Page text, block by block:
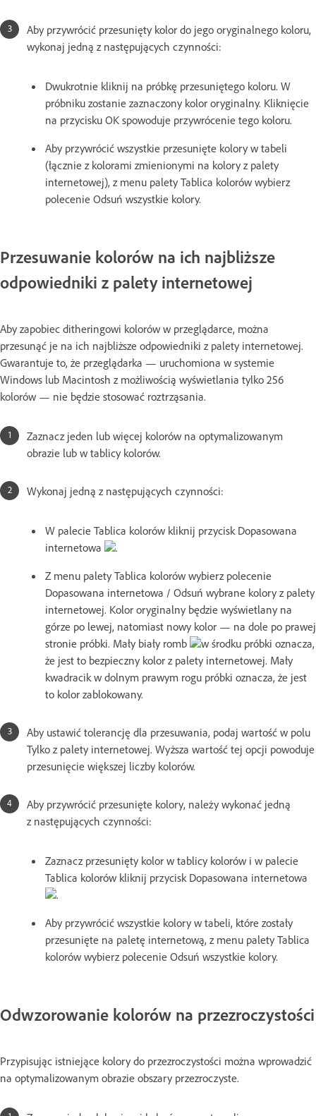
Aby przywrócić przesunięty kolor do jego oryginalnego koloru,
wykonaj jedną z następujących czynności:
Dwukrotnie kliknij na próbkę przesuniętego koloru. W
próbniku zostanie zaznaczony kolor oryginalny. Kliknięcie
na przycisku OK spowoduje przywrócenie tego koloru.
Aby przywrócić wszystkie przesunięte kolory w tabeli
(łącznie z kolorami zmienionymi na kolory z palety
internetowej), z menu palety Tablica kolorów wybierz
polecenie Odsuń wszystkie kolory.
Przesuwanie kolorów na ich najbliższe
odpowiedniki z palety internetowej
Aby zapobiec ditheringowi kolorów w przeglądarce, można
przesunąć je na ich najbliższe odpowiedniki z palety internetowej.
Gwarantuje to, że przeglądarka — uruchomiona w systemie
Windows lub Macintosh z możliwością wyświetlania tylko 256
kolorów — nie będzie stosować roztrząsania.
Zaznacz jeden lub więcej kolorów na optymalizowanym
obrazie lub w tablicy kolorów.
Wykonaj jedną z następujących czynności:
W palecie Tablica kolorów kliknij przycisk Dopasowana
internetowa
.
Z menu palety Tablica kolorów wybierz polecenie
Dopasowana internetowa / Odsuń wybrane kolory z palety
internetowej. Kolor oryginalny będzie wyświetlany na
górze po lewej, natomiast nowy kolor — na dole po prawej
stronie próbki. Mały biały romb
w środku próbki oznacza,
że jest to bezpieczny kolor z palety internetowej. Mały
kwadracik w dolnym prawym rogu próbki oznacza, że jest
to kolor zablokowany.
Aby ustawić tolerancję dla przesuwania, podaj wartość w polu
Tylko z palety internetowej. Wyższa wartość tej opcji powoduje
przesunięcie większej liczby kolorów.
Aby przywrócić przesunięte kolory, należy wykonać jedną
z następujących czynności:
Zaznacz przesunięty kolor w tablicy kolorów i w palecie
Tablica kolorów kliknij przycisk Dopasowana internetowa
.
Aby przywrócić wszystkie kolory w tabeli, które zostały
przesunięte na paletę internetową, z menu palety Tablica
kolorów wybierz polecenie Odsuń wszystkie kolory.
Odwzorowanie kolorów na przezroczystości
Przypisując istniejące kolory do przezroczystości można wprowadzić
na optymalizowanym obrazie obszary przezroczyste.